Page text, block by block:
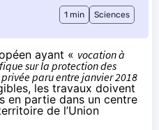
1 min Sciences
ayant « vocation à
sur la protection des
paru entre janvier 2018
les travaux doivent
en partie dans un centre
de l’Union